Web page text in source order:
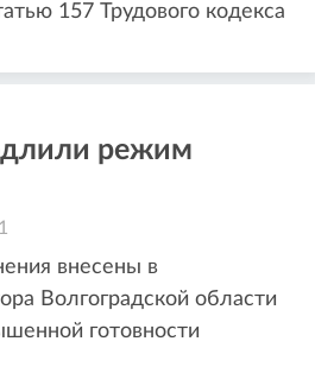
157 Трудового кодекса
режим
внесены в
Волгоградской области
готовности